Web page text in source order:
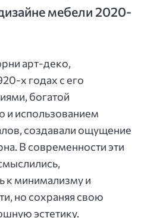
мебели 2020-
арт-деко,
х годах с его
богатой
и использованием
создавали ощущение
В современности эти
к минимализму и
но сохраняя свою
эстетику.